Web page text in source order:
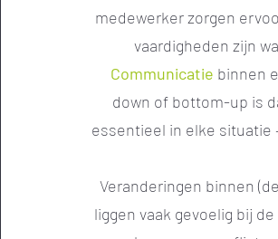
medewerker zorgen
vaardigheden zijn
Communicatie binnen
down of bottom-up is
essentieel in elke situatie
Veranderingen binnen
liggen vaak gevoelig bij